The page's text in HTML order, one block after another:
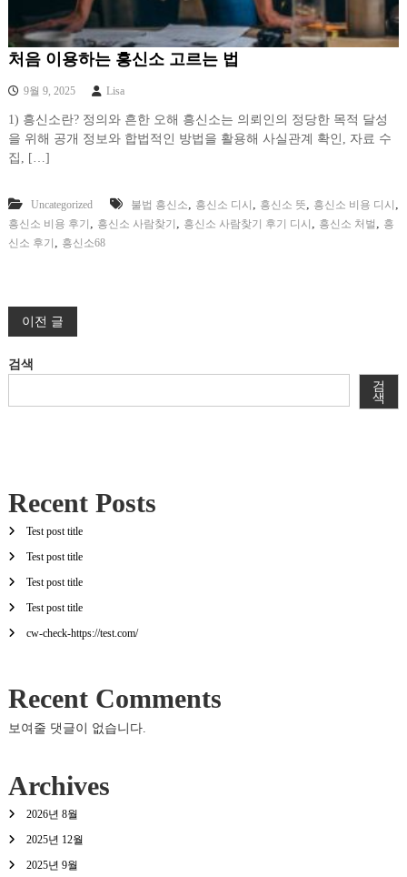
처음 이용하는 흥신소 고르는 법
9월 9, 2025 Lisa
1) 흥신소란? 정의와 흔한 오해 흥신소는 의뢰인의 정당한 목적 달성
을 위해 공개 정보와 합법적인 방법을 활용해 사실관계 확인, 자료 수
집, […]
Uncategorized 불법 흥신소, 흥신소 디시 , 흥신소 뜻, 흥신소 비용 디시 ,
흥신소 비용 후기 , 흥신소 사람찾기 , 흥신소 사람찾기 후기 디시 , 흥신소 처벌 , 흥
신소 후기 , 흥신소68
글
탐
색
이전 글
검색
검
색
Recent Posts
Test post title
Test post title
Test post title
Test post title
cw-check-https://test.com/
Recent Comments
보여줄 댓글이 없습니다.
Archives
2026년 8월
2025년 12월
2025년 9월